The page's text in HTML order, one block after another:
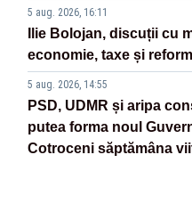
5 aug. 2026, 16:11
Ilie Bolojan, discuții cu
economie, taxe și
5 aug. 2026, 14:55
PSD, UDMR și aripa
putea forma noul
Cotroceni săptămâna